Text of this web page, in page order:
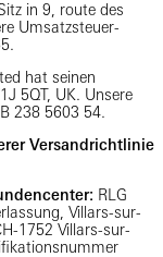
in 9, route des
Umsatzsteuer-
hat seinen
5QT, UK. Unsere
238 5603 54.
Versandrichtlinie
RLG
Villars-sur-
1752 Villars-sur-